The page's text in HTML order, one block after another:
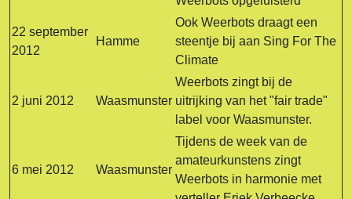
22 september
2012
Hamme
Ook Weerbots draagt een
steentje bij aan Sing For The
Climate
2 juni 2012 Waasmunster
Weerbots zingt bij de
uitrijking van het "fair trade"
label voor Waasmunster.
6 mei 2012 Waasmunster
Tijdens de week van de
amateurkunstens zingt
Weerbots in harmonie met